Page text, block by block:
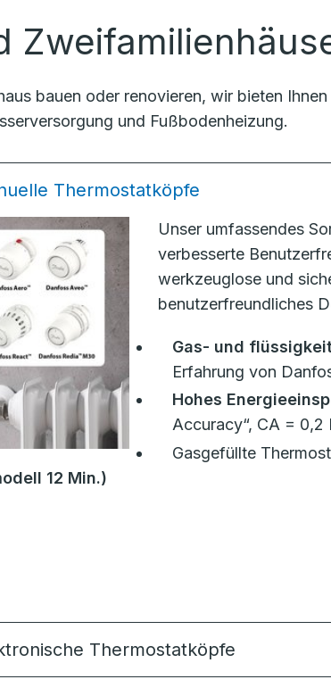
bauen oder renovieren, wir bieten
und Fußbodenheizung.
Thermostatköpfe
Unser umfassendes
verbesserte
werkzeuglose und
benutzerfreundliches
Gas- und
Erfahrung von
Hohes
Accuracy“, CA = 0,2
Gasgefüllte
12 Min.)
Thermostatköpfe